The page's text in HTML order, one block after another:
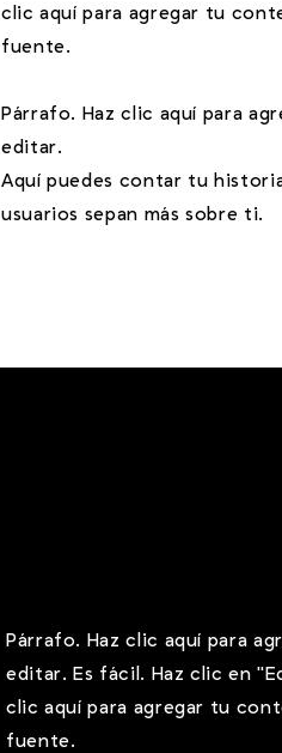
clic aquí para agregar tu
fuente.
Párrafo. Haz clic aquí para
editar.
Aquí puedes contar tu
usuarios sepan más sobre ti.
Párrafo. Haz clic aquí para
editar. Es fácil. Haz clic en
clic aquí para agregar tu
fuente.